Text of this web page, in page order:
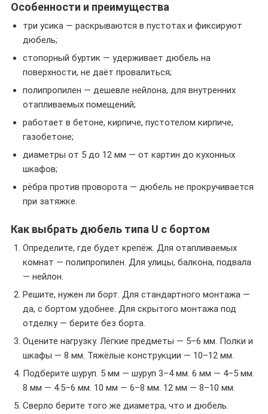
Особенности и преимущества
три усика — раскрываются в пустотах и фиксируют
дюбель;
стопорный буртик — удерживает дюбель на
поверхности, не даёт провалиться;
полипропилен — дешевле нейлона, для внутренних
отапливаемых помещений;
работает в бетоне, кирпиче, пустотелом кирпиче,
газобетоне;
диаметры от 5 до 12 мм — от картин до кухонных
шкафов;
рёбра против проворота — дюбель не прокручивается
при затяжке.
Как выбрать дюбель типа U с бортом
Определите, где будет крепёж. Для отапливаемых
комнат — полипропилен. Для улицы, балкона, подвала
— нейлон.
Решите, нужен ли борт. Для стандартного монтажа —
да, с бортом удобнее. Для скрытого монтажа под
отделку — берите без борта.
Оцените нагрузку. Лёгкие предметы — 5–6 мм. Полки и
шкафы — 8 мм. Тяжёлые конструкции — 10–12 мм.
Подберите шуруп. 5 мм — шуруп 3–4 мм. 6 мм — 4–5 мм.
8 мм — 4.5–6 мм. 10 мм — 6–8 мм. 12 мм — 8–10 мм.
Сверло берите того же диаметра, что и дюбель.